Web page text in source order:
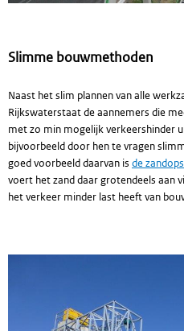
Slimme bouwmethoden
Naast het slim plannen van alle
Rijkswaterstaat de aannemers die
met zo min mogelijk verkeershinder
bijvoorbeeld door hen te vragen
goed voorbeeld daarvan is de
voert het zand daar grotendeels aan
het verkeer minder last heeft van